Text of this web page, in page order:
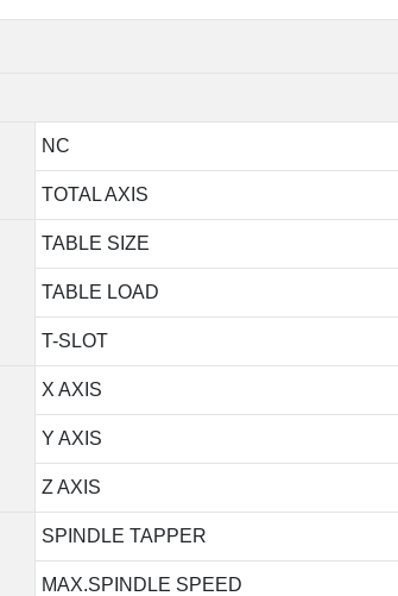
NC
TOTAL AXIS
TABLE SIZE
TABLE LOAD
T-SLOT
X AXIS
Y AXIS
Z AXIS
SPINDLE TAPPER
MAX.SPINDLE SPEED